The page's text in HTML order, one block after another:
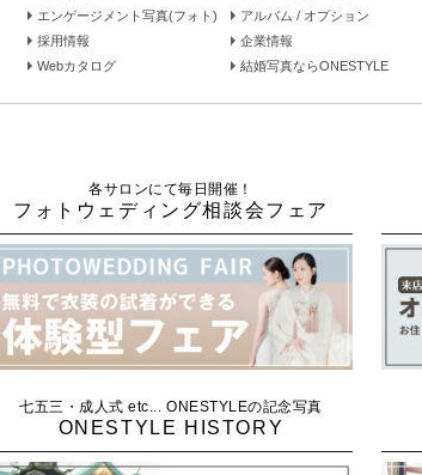
エンゲージメント写真(フォト)
アルバム / オプション
採用情報
企業情報
Webカタログ
結婚写真ならONESTYLE
各サロンにて毎日開催！
フォトウェディング相談会フェア
七五三・成人式 etc... ONESTYLEの記念写真
ONESTYLE HISTORY